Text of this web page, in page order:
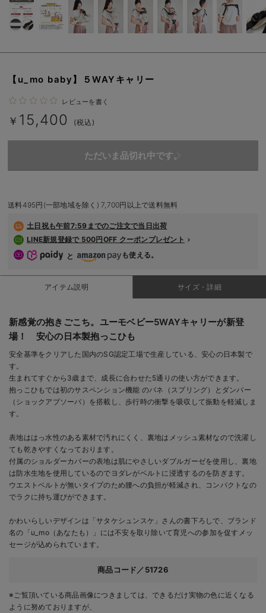
ハレの日に着るANGELIEBEのセレモニー
買って正解！高評価レビューアイテム
親子コーデ｜ママとベビーにおすすめ！
ロンパースはいつからいつまで使う？選ぶポイントも解説！
ファルスカ
デロンギ
入院準備の持ち物チェック
【u_mo baby】５WAYキャリー
レビューを書く
￥ 15,400 (税込)
ただいま品切れ中です。
送料495円(一部地域を除く) 7,700円以上で送料無料
土日祝も午前7:59までのご注文で当日出荷
LINE新規登録で 500円OFF クーポンプレゼント
と
も使える。
アイテム説明 サイズ・詳細
新感覚の抱きごこち。ユーモベビー5WAYキャリーが新登
場！ 安心の日本製抱っこひも
安全基準をクリアした国内のSG認定工場で生産している、安心の日本製で
す。
生まれてすぐから3歳まで、成長に合わせた5通りの使い方ができます。
抱っこひもでは初のサスペンション機能 のバネ（スプリング）とダンパー
（ショックアブソーバ）を搭載し、歩行時の衝撃を吸収して振動を軽減しま
す。
表地ははっ水性のある素材で汚れにくく、裏地はメッシュ素材なので洗濯し
ても乾きやすくなっております。
付属のショルダーカバーの表地は肌にやさしいダブルガーゼを使用し、裏地
は防水生地を使用しているのでヨダレがベルトに浸透するのを防ぎます。
ウエストベルトが無いタイプのため腰への負担が軽減され、コンパクトなの
でラクに持ち運びができます。
かわいらしいデザインは「サタケシュンスケ」さんの書下ろしで、ブランド
名の「u_mo（あなたも）」には不安を取り除いて育児への参加を促すメッ
セージが込められています。
商品コード／51726
※ご覧頂いている商品画像につきましては、できるだけ実物の色に近くなる
ように努めておりますが、